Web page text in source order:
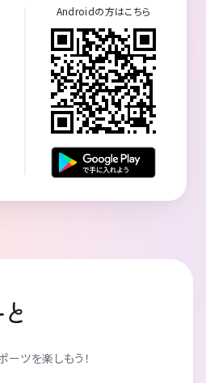
Androidの方はこちら
ツを楽しもう！